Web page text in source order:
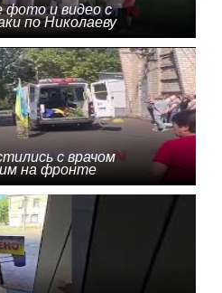
фото и видео с
по Николаеву
с врачом
на фронте